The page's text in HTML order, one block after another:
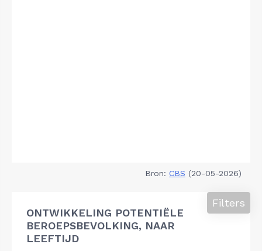
Bron: CBS (20-05-2026)
ONTWIKKELING POTENTIËLE
BEROEPSBEVOLKING, NAAR
LEEFTIJD
Filters